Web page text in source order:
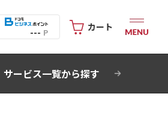
--- P カート
サービス一覧から探す